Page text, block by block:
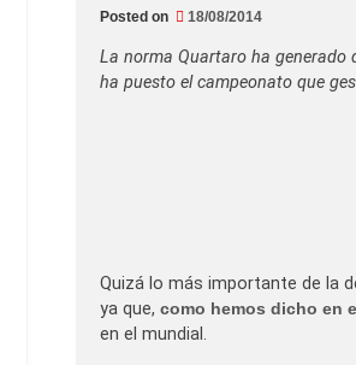
Posted on 18/08/2014
La norma Quartaro ha generado
ha puesto el campeonato que
Quizá lo más importante de la
ya que, como hemos dicho en
en el mundial.